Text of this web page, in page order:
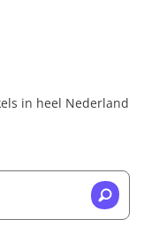
in heel Nederland